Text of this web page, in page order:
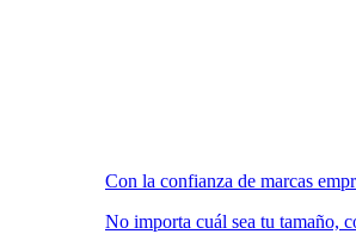
Con la confianza de marcas
No importa cuál sea tu tamaño,